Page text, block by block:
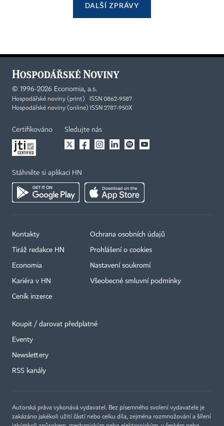
DALŠÍ ZPRÁVY
© 1996-2026 Economia, a.s.
Hospodářské noviny (print) ISSN 0862-9587
Hospodářské noviny (online) ISSN 2787-950X
Certifikováno Sledujte nás
Stáhněte si aplikaci HN
Kontakty
Tiráž redakce HN
Economia
Kariéra v HN
Ceník inzerce
Ochrana osobních údajů
Prohlášení o cookies
Nastavení soukromí
Všeobecné smluvní podmínky
Koupit / darovat předplatné
Eventy
Newslettery
RSS kanály
Autorská práva vykonává vydavatel. Bez písemného svolení vydavatele je
zakázáno jakékoli užití částí nebo celku díla, zejména rozmnožování a šíření